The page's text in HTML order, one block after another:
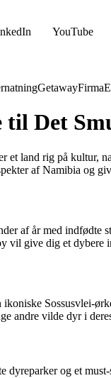
YouTube
GetawayFirma
til Det
et land rig på kultur,
af Namibia og
af år med indfødte
vil give dig et
ikoniske Sossusvlei-
andre vilde dyr i
dyreparker og et